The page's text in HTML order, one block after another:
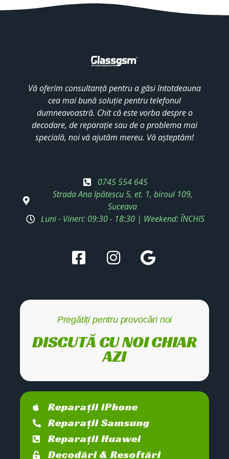
Vă oferim consultanță pentru a găsi întotdeauna
cea mai bună soluție pentru telefonul
dumneavoastră. Chit că este vorba despre o
decodare, de reparație sau de o problema mai
specială, noi vă ajutăm mereu. Vă așteptăm!
0745 554 645
Strada Ana Ipătescu 5, et. 1, biroul 109,
Suceava
Luni - Vineri: 09:30 - 18:30 | Weekend: ÎNCHIS
Pregătiți pentru provocări noi
DISCUTĂ CU NOI CHIAR
AZI
Reparații iPhone
Reparații Samsung
Reparații Huawei
Decodări & Resoftări